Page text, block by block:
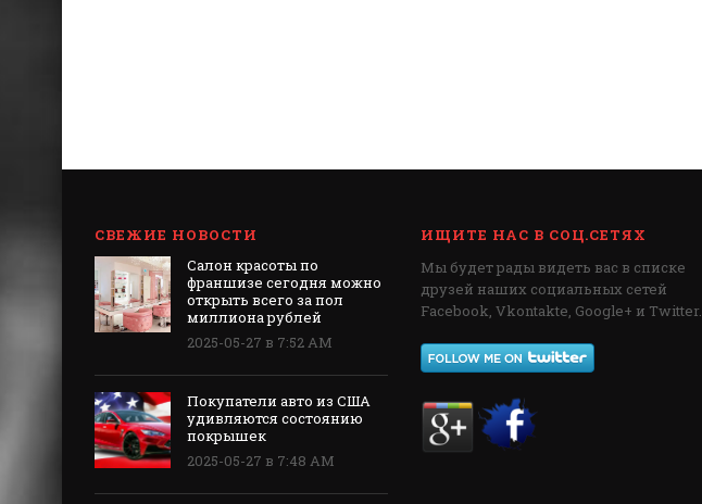
СВЕЖИЕ НОВОСТИ
Салон красоты по
франшизе сегодня можно
открыть всего за пол
миллиона рублей
2025-05-27 в 7:52 AM
Покупатели авто из США
удивляются состоянию
покрышек
2025-05-27 в 7:48 AM
ИЩИТЕ НАС В СОЦ.СЕТЯХ
Мы будет рады видеть вас в списке
друзей наших социальных сетей
Facebook, Vkontakte, Google+ и Twitter.